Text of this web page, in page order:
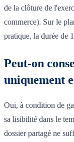
de la clôture de
commerce). Sur le
pratique, la durée de
Peut-on
uniquement
Oui, à condition de
sa lisibilité dans le
dossier partagé ne